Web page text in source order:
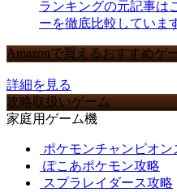
ランキングの元記事は
ーを徹底比較していま
Amazonで買えるおすすめゲ
詳細を見る
攻略取扱いゲーム
家庭用ゲーム機
ポケモンチャンピオン
ぽこあポケモン攻略
スプラレイダース攻略